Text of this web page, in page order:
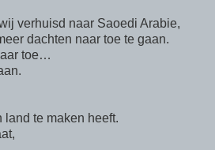
verhuisd naar Saoedi Arabie,
dachten naar toe te gaan.
toe…
te maken heeft.